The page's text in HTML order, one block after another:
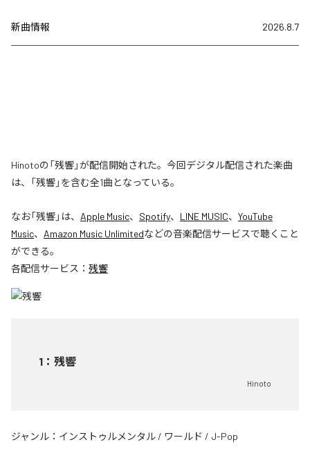
新曲情報 2026.8.7
Hinotoの「残響」が配信開始された。今回デジタル配信された楽曲
は、「残響」を含む全1曲となっている。
なお「残響」は、 Apple Music、 Spotify、 LINE MUSIC、 YouTube
Music、 Amazon Music Unlimitedなどの音楽配信サービスで聴くこと
ができる。
各配信サービス： 残響
1 ： 残響
Hinoto
ジャンル： インストゥルメンタル / ワールド / J-Pop